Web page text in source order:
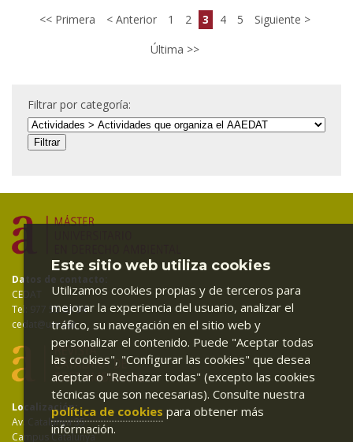
Primera Anterior 1 2 3 4 5
Siguiente
Última
Filtrar por categoría:
Datos de contacto:
CEDAT
Tel: 977 55 83 94
cedat@urv.cat
Localización:
Av. Catalunya 35
Campus Catalunya
Este sitio web utiliza cookies
Utilizamos cookies propias y de terceros para
mejorar la experiencia del usuario, analizar el
tráfico, su navegación en el sitio web y
personalizar el contenido. Puede "Aceptar todas
las cookies", "Configurar las cookies" que desea
aceptar o "Rechazar todas" (excepto las cookies
técnicas que son necesarias). Consulte nuestra
política de cookies para obtener más
información.